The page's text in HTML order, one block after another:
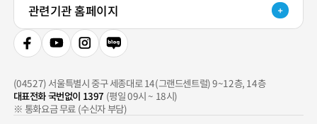
관련기관 홈페이지
페이스북 새 창 열기유튜브 새 창 열기인스타그램 새 창 열기네이버 블로그 새 창 열기
(04527) 서울특별시 중구 세종대로 14(그랜드센트럴) 9~12층, 14층
대표전화 국번없이 1397 (평일 09시 ~ 18시)
※ 통화요금 무료 (수신자 부담)